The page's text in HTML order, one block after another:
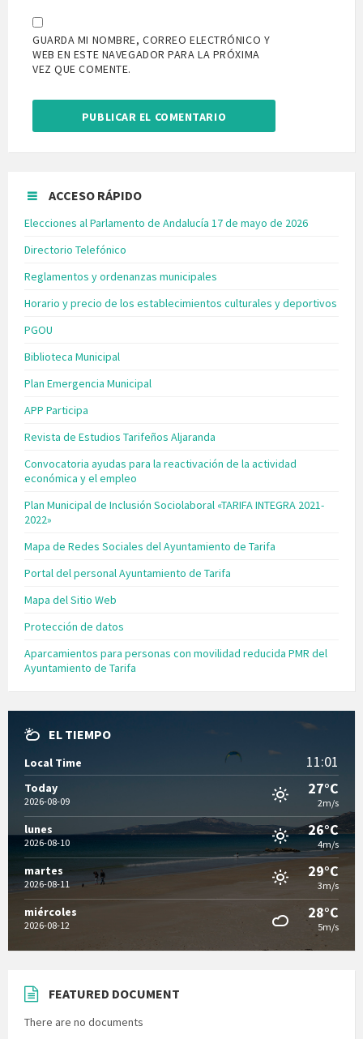
GUARDA MI NOMBRE, CORREO ELECTRÓNICO Y
WEB EN ESTE NAVEGADOR PARA LA PRÓXIMA
VEZ QUE COMENTE.
ACCESO RÁPIDO
Elecciones al Parlamento de Andalucía 17 de mayo de 2026
Directorio Telefónico
Reglamentos y ordenanzas municipales
Horario y precio de los establecimientos culturales y deportivos
PGOU
Biblioteca Municipal
Plan Emergencia Municipal
APP Participa
Revista de Estudios Tarifeños Aljaranda
Convocatoria ayudas para la reactivación de la actividad
económica y el empleo
Plan Municipal de Inclusión Sociolaboral «TARIFA INTEGRA 2021-
2022»
Mapa de Redes Sociales del Ayuntamiento de Tarifa
Portal del personal Ayuntamiento de Tarifa
Mapa del Sitio Web
Protección de datos
Aparcamientos para personas con movilidad reducida PMR del
Ayuntamiento de Tarifa
EL TIEMPO
Local Time 11:01
Today
2026-08-09
27°C
2m/s
lunes
2026-08-10
26°C
4m/s
martes
2026-08-11
29°C
3m/s
miércoles
2026-08-12
28°C
5m/s
FEATURED DOCUMENT
There are no documents